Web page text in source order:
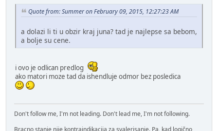
Quote from: Summer on February 09, 2015, 12:27:23 AM
a dolazi li ti u obzir kraj juna? tad je najlepse sa bebom,
a bolje su cene.
i ovo je odlican predlog
ako matori moze tad da ishendluje odmor bez posledica
Don't follow me, I'm not leading. Don't lead me, I'm not following.
Bracno stanje nije kontraindikacija za svalerisanje. Pa, kad logično